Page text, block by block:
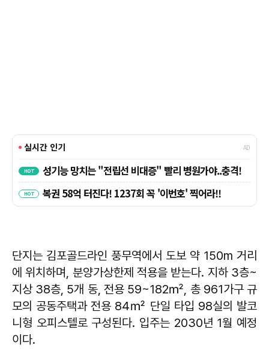
단지는 김포골드라인 풍무역에서 도보 약 150m 거리
에 위치하며, 분양가상한제 적용을 받는다. 지하 3층~
지상 38층, 5개 동, 전용 59~182㎡, 총 961가구 규
모의 공동주택과 전용 84㎡ 단일 타입 98실의 발코
니형 오피스텔로 구성된다. 입주는 2030년 1월 예정
이다.